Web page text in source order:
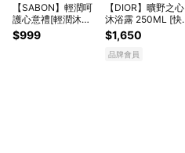
【SABON】輕潤呵
護心意禮[輕潤沐浴
油100ml+絲綢身體
乳液50ml+護手霜
$999
【DIOR】曠野之心
沐浴露 250ML [快
速出貨]
$1,650
品牌會員